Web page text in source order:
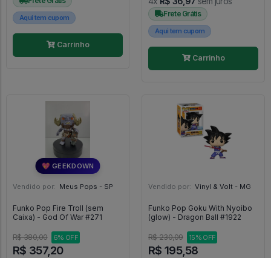
Aqui tem cupom
Carrinho
Frete Grátis
Aqui tem cupom
Carrinho
💖 GEEKDOWN
Vendido por: Meus Pops - SP
Funko Pop Fire Troll (sem
Caixa) - God Of War #271
R$ 380,00 6% OFF
R$ 357,20
Vendido por: Vinyl & Volt - MG
Funko Pop Goku With Nyoibo
(glow) - Dragon Ball #1922
R$ 230,09 15% OFF
R$ 195,58